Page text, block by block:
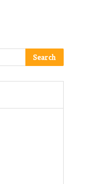
Search